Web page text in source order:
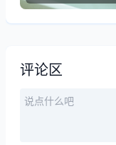
评论区